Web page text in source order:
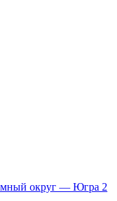
округ — Югра 2